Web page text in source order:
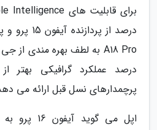
درصد از
پرچمدارهای نسل قبل ارائه می